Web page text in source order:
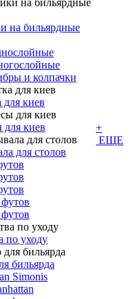
на бильярдные
и колпачки
киев
киев
для столов
по уходу
бильярда
Simonis
+
ЕЩЕ